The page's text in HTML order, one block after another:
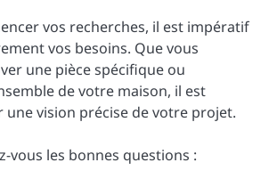
vos recherches, il est impératif
vos besoins. Que vous
une pièce spécifique ou
de votre maison, il est
une vision précise de votre projet.
vous les bonnes questions :